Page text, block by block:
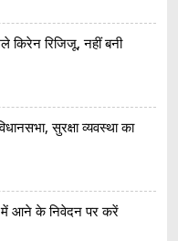
किरेन रिजिजू, नहीं बनी
सुरक्षा व्यवस्था का
में आने के निवेदन पर करें